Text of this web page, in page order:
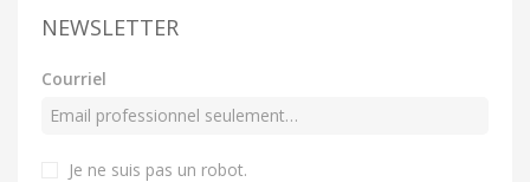
NEWSLETTER
Courriel
Je ne suis pas un robot.